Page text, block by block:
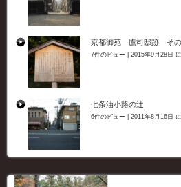
京都御苑 鷹司邸跡 その
7件のビュー 2015年9月28日
七条油小路の辻
6件のビュー 2011年8月16日